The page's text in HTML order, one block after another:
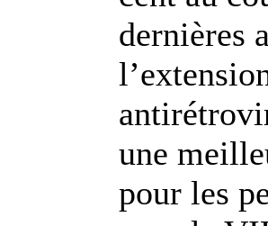
dernières
une
pour les